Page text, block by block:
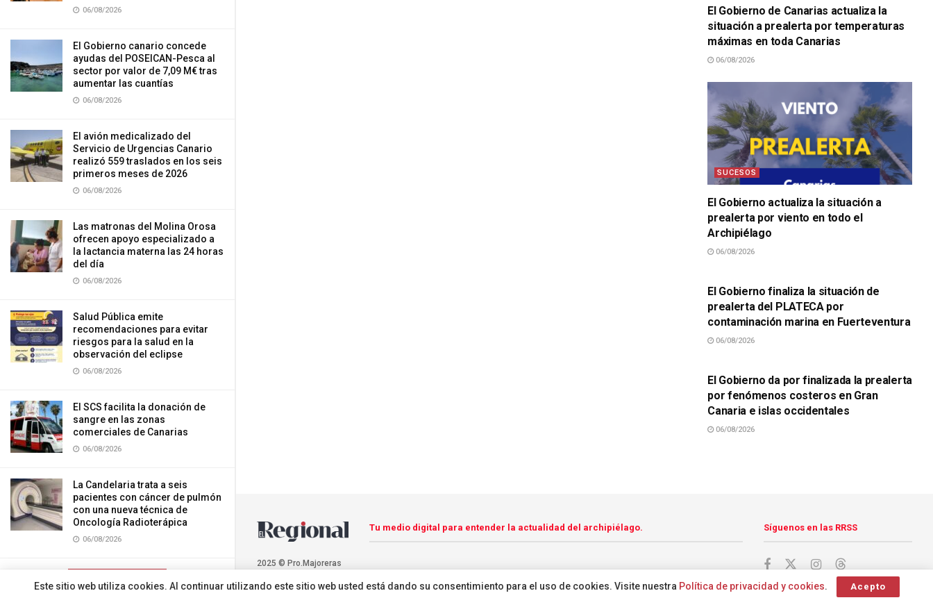
06/08/2026
El Gobierno canario concede
ayudas del POSEICAN-Pesca al
sector por valor de 7,09 M€ tras
aumentar las cuantías
06/08/2026
El avión medicalizado del
Servicio de Urgencias Canario
realizó 559 traslados en los seis
primeros meses de 2026
06/08/2026
Las matronas del Molina Orosa
ofrecen apoyo especializado a
la lactancia materna las 24 horas
del día
06/08/2026
Salud Pública emite
recomendaciones para evitar
riesgos para la salud en la
observación del eclipse
06/08/2026
El SCS facilita la donación de
sangre en las zonas
comerciales de Canarias
06/08/2026
La Candelaria trata a seis
pacientes con cáncer de pulmón
con una nueva técnica de
Oncología Radioterápica
06/08/2026
CARGAR MÁS
El Gobierno de Canarias actualiza la
situación a prealerta por temperaturas
máximas en toda Canarias
06/08/2026
SUCESOS
El Gobierno actualiza la situación a
prealerta por viento en todo el
Archipiélago
06/08/2026
El Gobierno finaliza la situación de
prealerta del PLATECA por
contaminación marina en Fuerteventura
06/08/2026
El Gobierno da por finalizada la prealerta
por fenómenos costeros en Gran
Canaria e islas occidentales
06/08/2026
2025 © Pro.Majoreras
Tu medio digital para entender la actualidad del archipiélago. Síguenos en las RRSS
Este sitio web utiliza cookies. Al continuar utilizando este sitio web usted está dando su consentimiento para el uso de cookies. Visite nuestra Política de privacidad y cookies. Acepto